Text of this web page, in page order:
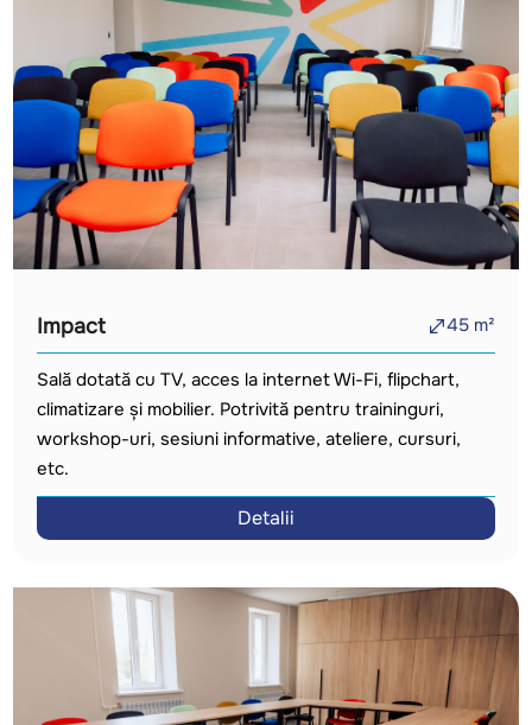
Impact 45m²
Sală dotată cu TV, acces la internet Wi-Fi, flipchart,
climatizare și mobilier. Potrivită pentru traininguri,
workshop-uri, sesiuni informative, ateliere, cursuri,
etc.
Detalii